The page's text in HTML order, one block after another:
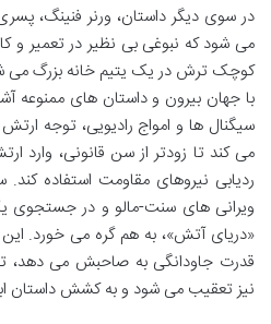
در سوی دیگر داستان، ورنر فنینگ،
می شود که نبوغی بی نظیر در تعمیر و کار
کوچک ترش در یک یتیم خانه بزرگ می
با جهان بیرون و داستان های ممنوعه
سیگنال ها و امواج رادیویی، توجه
می کند تا زودتر از سن قانونی، وارد
ردیابی نیروهای مقاومت استفاده
ویرانی های سنت-مالو و در جستجوی
«دریای آتش»، به هم گره می خورد.
قدرت جاودانگی به صاحبش می دهد،
نیز تعقیب می شود و به کشش داستان